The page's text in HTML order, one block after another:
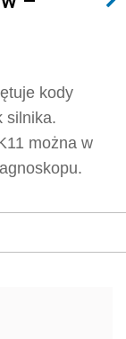
kody
silnika.
można w